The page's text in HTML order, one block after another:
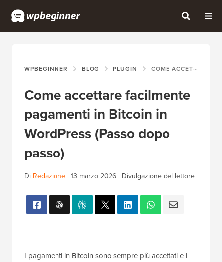
WPBEGINNER BLOG PLUGIN COME ACCETTARE FACILMENTE PAGAMENTI IN BITCOIN IN WORDPRESS (PASSO DOPO PASSO)
Come accettare facilmente
pagamenti in Bitcoin in
WordPress (Passo dopo
passo)
Di Redazione | 13 marzo 2026 | Divulgazione del lettore
I pagamenti in Bitcoin sono sempre più accettati e i